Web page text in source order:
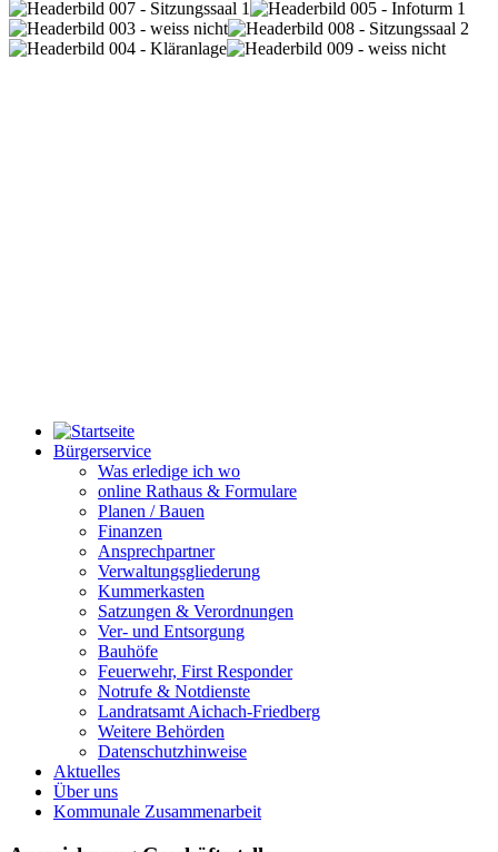
Bürgerservice
Was erledige ich wo
online Rathaus & Formulare
Planen / Bauen
Finanzen
Ansprechpartner
Verwaltungsgliederung
Kummerkasten
Satzungen & Verordnungen
Ver- und Entsorgung
Bauhöfe
Feuerwehr, First Responder
Notrufe & Notdienste
Landratsamt Aichach-Friedberg
Weitere Behörden
Datenschutzhinweise
Aktuelles
Über uns
Kommunale Zusammenarbeit